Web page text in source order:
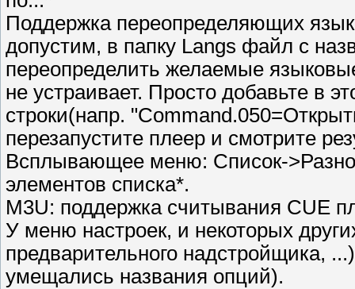
Поддержка переопределяющих
допустим, в папку Langs файл с
переопределить желаемые
не устраивает. Просто добавьте в
строки(напр.
перезапустите плеер и смотрите
Всплывающее меню: Список-
элементов списка*.
M3U: поддержка считывания CUE
У меню настроек, и некоторых
предварительного надстройщика,
умещались названия опций).